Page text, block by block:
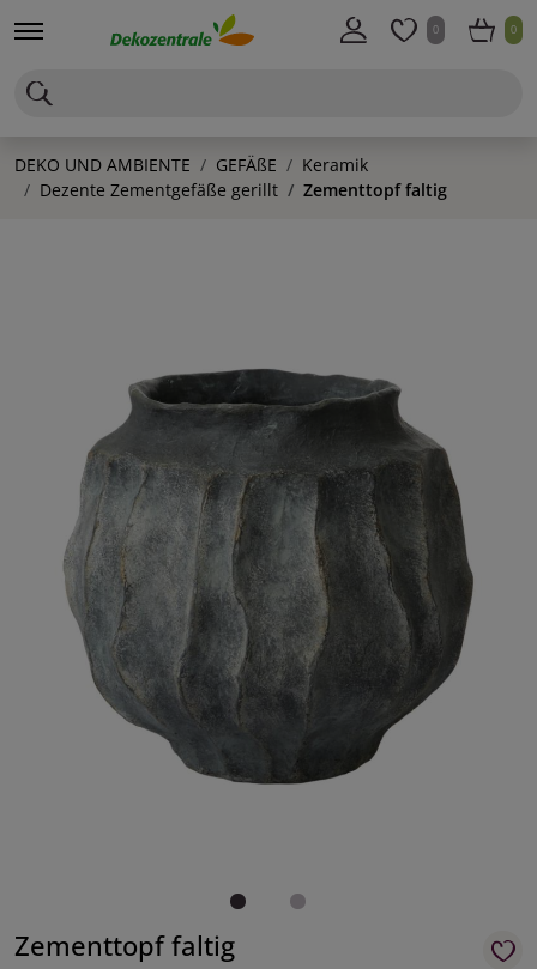
0 0
DEKO UND AMBIENTE GEFÄßE
Keramik
Dezente Zementgefäße gerillt
Zementtopf faltig
Zementtopf faltig